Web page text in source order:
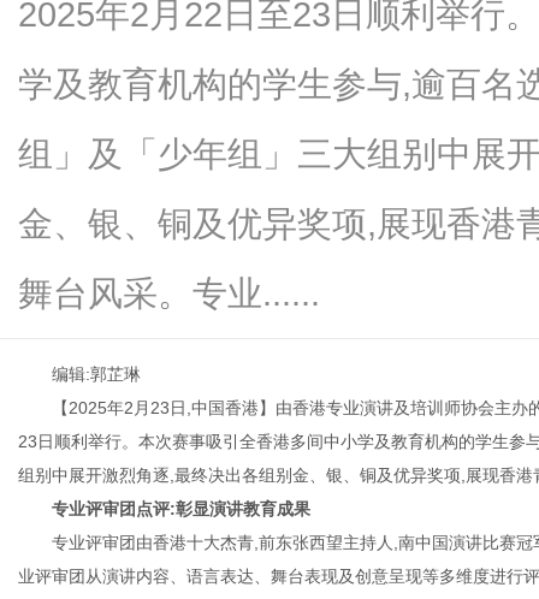
2025年2月22日至23日顺利举行
学及教育机构的学生参与,逾百名
组」及「少年组」三大组别中展
金、银、铜及优异奖项,展现香港
舞台风采。专业......
编辑:郭芷琳
【2025年2月23日,中国香港】由香港专业演讲及培训师协会主
23日顺利举行。本次赛事吸引全香港多间中小学及教育机构的学生
组别中展开激烈角逐,最终决出各组别金、银、铜及优异奖项,展现香
专业评审团点评:彰显演讲教育成果
专业评审团由香港十大杰青,前东张西望主持人,南中国演讲比赛
业评审团从演讲内容、语言表达、舞台表现及创意呈现等多维度进行